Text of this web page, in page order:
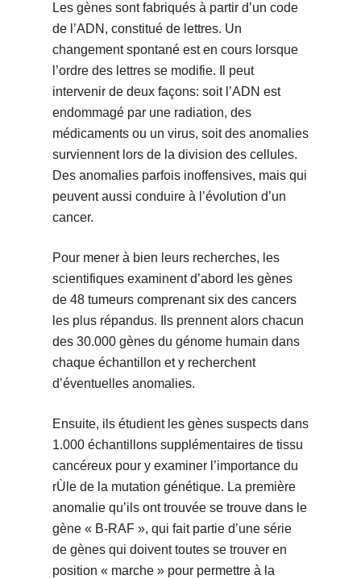
Les gènes sont fabriqués à partir d’un code
de l’ADN, constitué de lettres. Un
changement spontané est en cours lorsque
l’ordre des lettres se modifie. Il peut
intervenir de deux façons: soit l’ADN est
endommagé par une radiation, des
médicaments ou un virus, soit des anomalies
surviennent lors de la division des cellules.
Des anomalies parfois inoffensives, mais qui
peuvent aussi conduire à l’évolution d’un
cancer.
Pour mener à bien leurs recherches, les
scientifiques examinent d’abord les gènes
de 48 tumeurs comprenant six des cancers
les plus répandus. Ils prennent alors chacun
des 30.000 gènes du génome humain dans
chaque échantillon et y recherchent
d’éventuelles anomalies.
Ensuite, ils étudient les gènes suspects dans
1.000 échantillons supplémentaires de tissu
cancéreux pour y examiner l’importance du
rÙle de la mutation génétique. La première
anomalie qu’ils ont trouvée se trouve dans le
gène « B-RAF », qui fait partie d’une série
de gènes qui doivent toutes se trouver en
position « marche » pour permettre à la